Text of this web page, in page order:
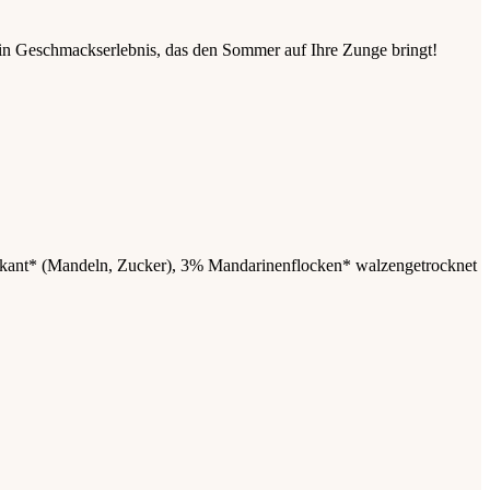
das den Sommer auf Ihre Zunge bringt!
(Mandeln, Zucker), 3% Mandarinenflocken* walzengetrocknet